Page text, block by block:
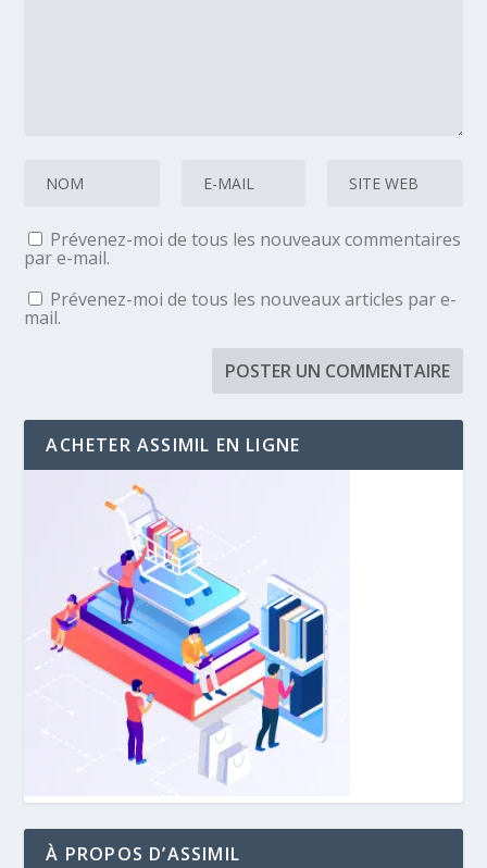
Prévenez-moi de tous les nouveaux commentaires
par e-mail.
Prévenez-moi de tous les nouveaux articles par e-
mail.
ACHETER ASSIMIL EN LIGNE
À PROPOS D’ASSIMIL